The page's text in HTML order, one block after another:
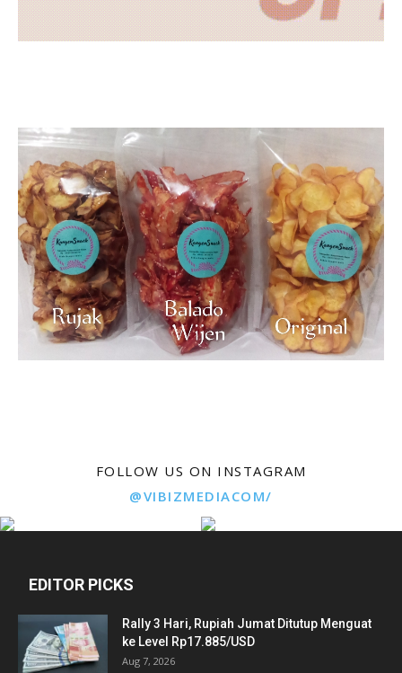
FOLLOW US ON INSTAGRAM
@VIBIZMEDIACOM/
EDITOR PICKS
Rally 3 Hari, Rupiah Jumat Ditutup Menguat
ke Level Rp17.885/USD
Aug 7, 2026